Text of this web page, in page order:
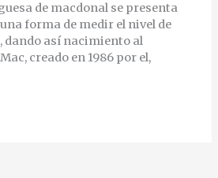
de macdonal se presenta
forma de medir el nivel de
dando así nacimiento al
creado en 1986 por el,